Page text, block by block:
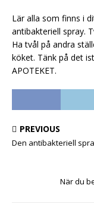
Lär alla som finns i
antibakteriell spray.
Ha tvål på andra
köket. Tänk på det
APOTEKET.
PREVIOUS
Den antibakteriell
När du